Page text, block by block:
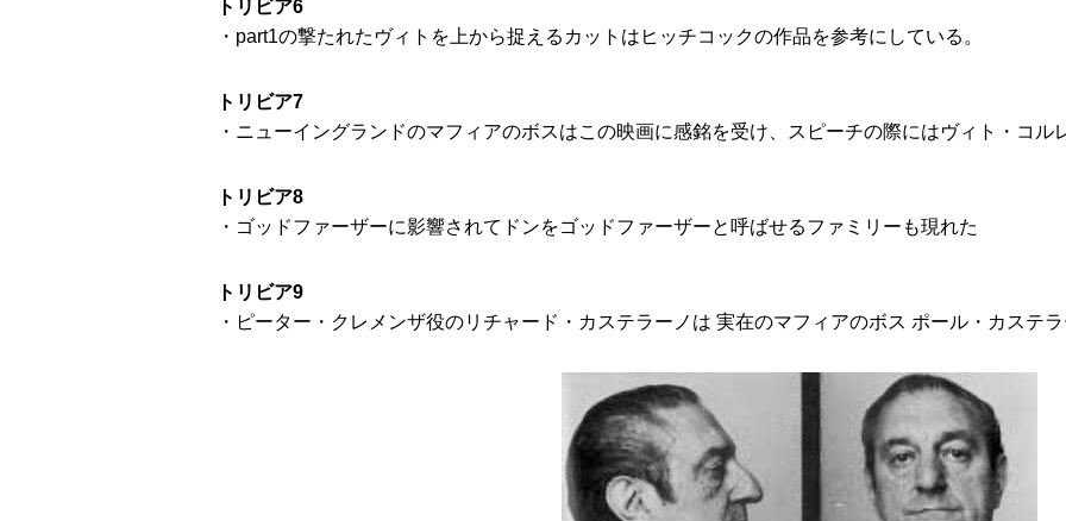
トリビア6
・part1の撃たれたヴィトを上から捉えるカットはヒッチコックの作品を参考にしている。
トリビア7
・ニューイングランドのマフィアのボスはこの映画に感銘を受け、スピーチの際にはヴィト・コル
トリビア8
・ゴッドファーザーに影響されてドンをゴッドファーザーと呼ばせるファミリーも現れた
トリビア9
・ピーター・クレメンザ役のリチャード・カステラーノは 実在のマフィアのボス ポール・カステ